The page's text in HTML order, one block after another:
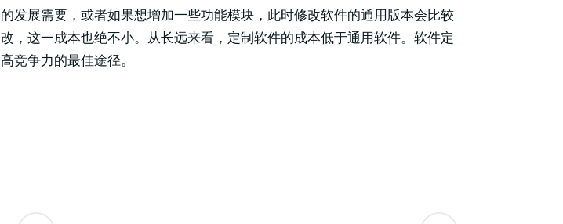
发展需要，或者如果想增加一些功能模块，此时修改软件的通用版本会比较
，这一成本也绝不小。从长远来看，定制软件的成本低于通用软件。软件定
竞争力的最佳途径。